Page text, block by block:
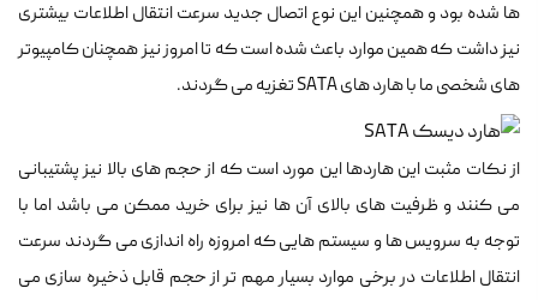
ها شده بود و همچنین این نوع اتصال جدید سرعت انتقال اطلاعات بیشتری
نیز داشت که همین موارد باعث شده است که تا امروز نیز همچنان کامپیوتر
های شخصی ما با هارد های SATA تغزیه می گردند.
از نکات مثبت این هاردها این مورد است که از حجم های بالا نیز پشتیبانی
می کنند و ظرفیت های بالای آن ها نیز برای خرید ممکن می باشد اما با
توجه به سرویس ها و سیستم هایی که امروزه راه اندازی می گردند سرعت
انتقال اطلاعات در برخی موارد بسیار مهم تر از حجم قابل ذخیره سازی می